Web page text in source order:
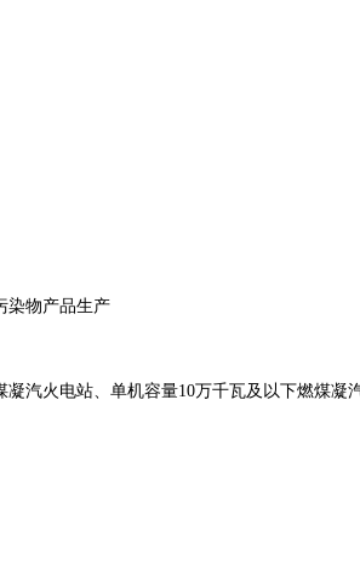
染物产品生产
凝汽火电站、单机容量10万千瓦及以下燃煤凝